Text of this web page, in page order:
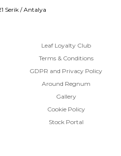
Serik / Antalya
Leaf Loyalty Club
Terms & Conditions
GDPR and Privacy Policy
Around Regnum
Gallery
Cookie Policy
Stock Portal